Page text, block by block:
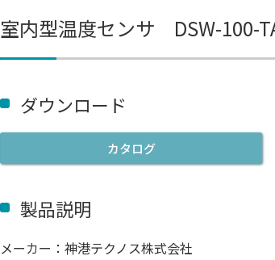
室内型温度センサ DSW-100-
ダウンロード
カタログ
製品説明
メーカー：神港テクノス株式会社